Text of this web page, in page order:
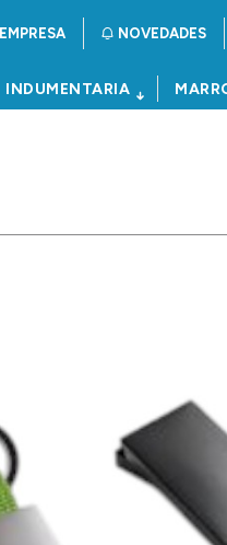
EMPRESA NOVEDADES
INDUMENTARIA